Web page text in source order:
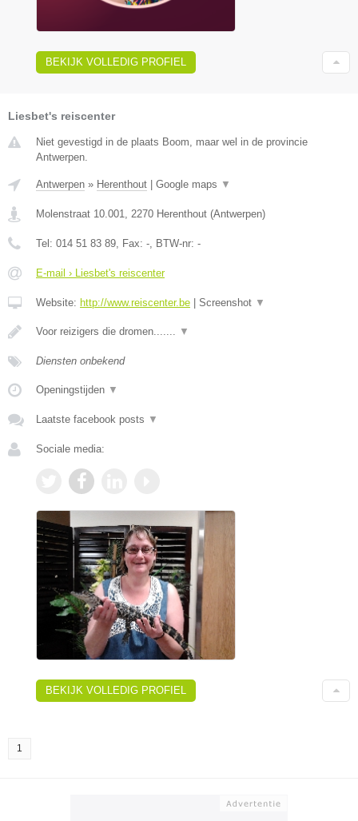
BEKIJK VOLLEDIG PROFIEL
Liesbet's reiscenter
Niet gevestigd in de plaats Boom, maar wel in de provincie
Antwerpen.
Antwerpen » Herenthout Google maps ▼
Molenstraat 10.001, 2270 Herenthout (Antwerpen)
Tel: 014 51 83 89, Fax: -, BTW-nr: -
E-mail › Liesbet's reiscenter
Website: http://www.reiscenter.be Screenshot ▼
Voor reizigers die dromen....... ▼
Diensten onbekend
Openingstijden ▼
Laatste facebook posts ▼
Sociale media:
BEKIJK VOLLEDIG PROFIEL
1